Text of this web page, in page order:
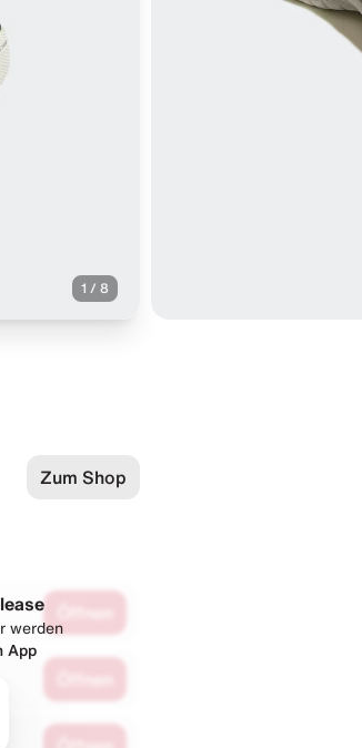
1 / 8
Zum Shop
werden
App